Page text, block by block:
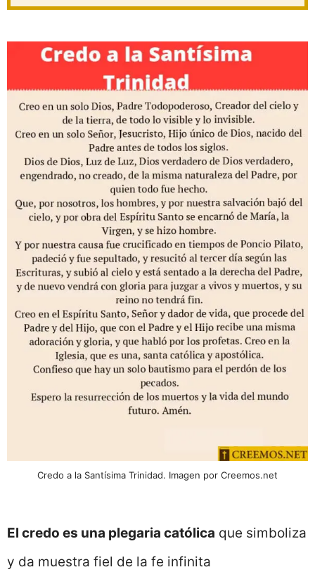
Credo a la Santísima Trinidad. Imagen por Creemos.net
El credo es una plegaria católica que simboliza
y da muestra fiel de la fe infinita